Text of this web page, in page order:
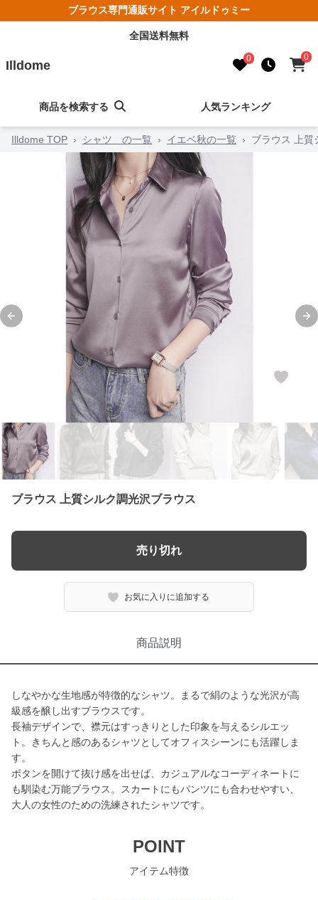
ブラウス専門通販サイト アイルドゥミー
全国送料無料
Illdome 0 0
商品を検索する 人気ランキング
Illdome TOP › シャツ の一覧 › イエベ秋の一覧 › ブラウス 上質
Previous slide
ブラウス 上質シルク調光沢ブラウス
売り切れ
お気に入りに追加する
商品説明
しなやかな生地感が特徴的なシャツ。まるで絹のような光沢が高
級感を醸し出すブラウスです。
長袖デザインで、襟元はすっきりとした印象を与えるシルエッ
ト。きちんと感のあるシャツとしてオフィスシーンにも活躍しま
す。
ボタンを開けて抜け感を出せば、カジュアルなコーディネートに
も馴染む万能ブラウス。スカートにもパンツにも合わせやすい、
大人の女性のための洗練されたシャツです。
POINT
アイテム特徴